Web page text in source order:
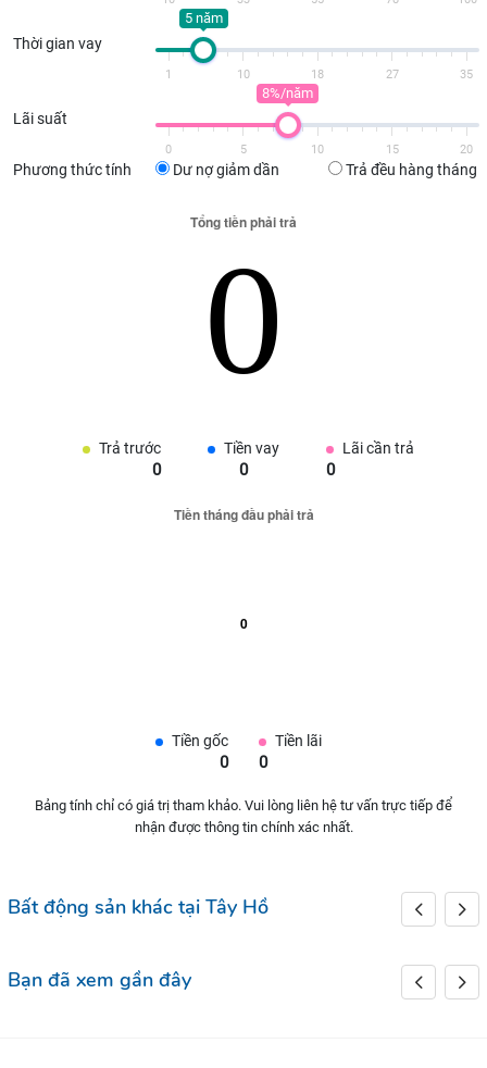
Thời gian vay
5 năm
1 10 18 27 35
Lãi suất
8%/năm
0 5 10 15 20
Phương thức tính Dư nợ giảm dần Trả đều hàng tháng
Trả trước
0
Tiền vay
0
Lãi cần trả
0
Tiền gốc
0
Tiền lãi
0
Bảng tính chỉ có giá trị tham khảo. Vui lòng liên hệ tư vấn trực tiếp để
nhận được thông tin chính xác nhất.
Bất động sản khác tại Tây Hồ
Bạn đã xem gần đây